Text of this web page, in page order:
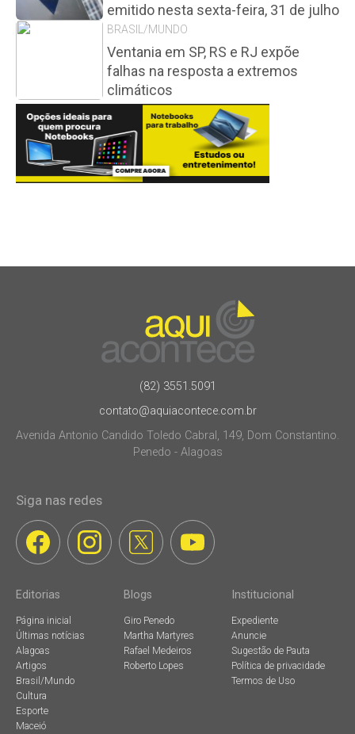
emitido nesta sexta-feira, 31 de julho
BRASIL/MUNDO
Ventania em SP, RS e RJ expõe
falhas na resposta a extremos
climáticos
(82) 3551.5091
contato@aquiacontece.com.br
Avenida Antonio Candido Toledo Cabral, 149, Dom Constantino.
Penedo - Alagoas
Siga nas redes
Editorias
Página inicial
Últimas notícias
Alagoas
Artigos
Brasil/Mundo
Cultura
Esporte
Maceió
Blogs
Giro Penedo
Martha Martyres
Rafael Medeiros
Roberto Lopes
Institucional
Expediente
Anuncie
Sugestão de Pauta
Política de privacidade
Termos de Uso